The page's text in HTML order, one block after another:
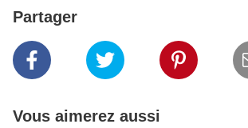
Partager
Vous aimerez aussi